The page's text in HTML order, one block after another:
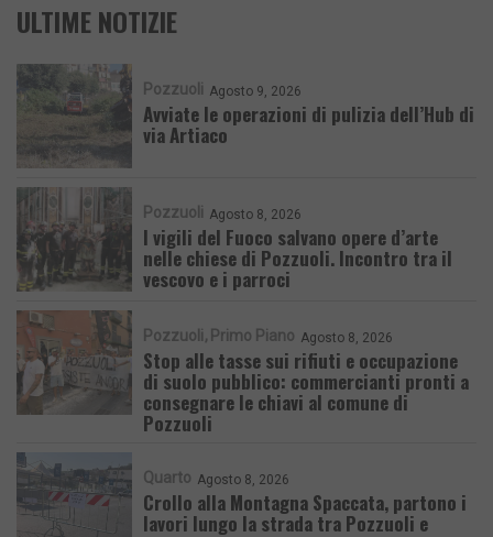
ULTIME NOTIZIE
Pozzuoli Agosto 9, 2026
Avviate le operazioni di pulizia dell’Hub di
via Artiaco
Pozzuoli Agosto 8, 2026
I vigili del Fuoco salvano opere d’arte
nelle chiese di Pozzuoli. Incontro tra il
vescovo e i parroci
Pozzuoli Primo Piano Agosto 8, 2026
Stop alle tasse sui rifiuti e occupazione
di suolo pubblico: commercianti pronti a
consegnare le chiavi al comune di
Pozzuoli
Quarto Agosto 8, 2026
Crollo alla Montagna Spaccata, partono i
lavori lungo la strada tra Pozzuoli e